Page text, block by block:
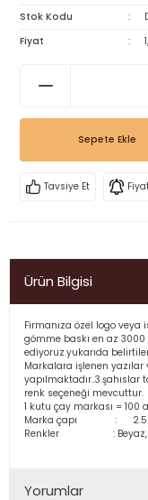
Stok Kodu
Fiyat
Sepete Ekle
Tavsiye Et
Ürün Bilgisi
Firmanıza özel logo veya
gömme baskı en az
ediyoruz.yukarıda
Markalara işlenen
renk seçeneği mevcuttur.
1 kutu çay markası = 100
Marka çapı :
Renkler :
Yorumlar